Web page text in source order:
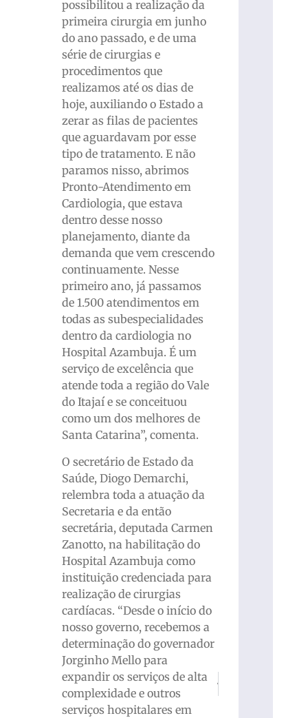
possibilitou a realização da
primeira cirurgia em junho
do ano passado, e de uma
série de cirurgias e
procedimentos que
realizamos até os dias de
hoje, auxiliando o Estado a
zerar as filas de pacientes
que aguardavam por esse
tipo de tratamento. E não
paramos nisso, abrimos
Pronto-Atendimento em
Cardiologia, que estava
dentro desse nosso
planejamento, diante da
demanda que vem crescendo
continuamente. Nesse
primeiro ano, já passamos
de 1.500 atendimentos em
todas as subespecialidades
dentro da cardiologia no
Hospital Azambuja. É um
serviço de excelência que
atende toda a região do Vale
do Itajaí e se conceituou
como um dos melhores de
Santa Catarina”, comenta.
O secretário de Estado da
Saúde, Diogo Demarchi,
relembra toda a atuação da
Secretaria e da então
secretária, deputada Carmen
Zanotto, na habilitação do
Hospital Azambuja como
instituição credenciada para
realização de cirurgias
cardíacas. “Desde o início do
nosso governo, recebemos a
determinação do governador
Jorginho Mello para
expandir os serviços de alta
complexidade e outros
serviços hospitalares em
PRÓXIMO